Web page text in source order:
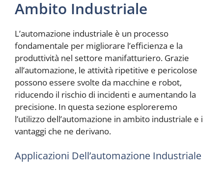
Ambito Industriale
L’automazione industriale è un processo
fondamentale per migliorare l’efficienza e la
produttività nel settore manifatturiero. Grazie
all’automazione, le attività ripetitive e pericolose
possono essere svolte da macchine e robot,
riducendo il rischio di incidenti e aumentando la
precisione. In questa sezione esploreremo
l’utilizzo dell’automazione in ambito industriale e i
vantaggi che ne derivano.
Applicazioni Dell’automazione Industriale